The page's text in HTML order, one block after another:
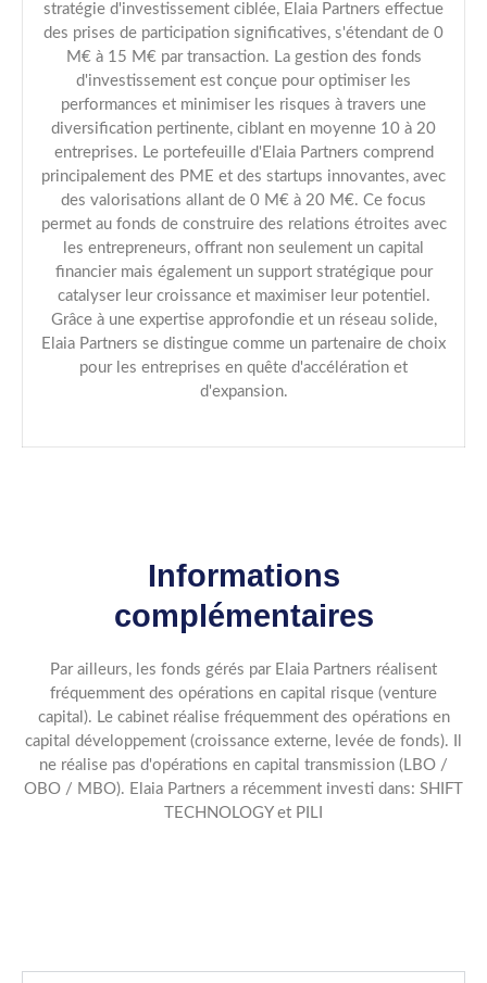
stratégie d'investissement ciblée, Elaia Partners effectue
des prises de participation significatives, s'étendant de 0
M€ à 15 M€ par transaction. La gestion des fonds
d'investissement est conçue pour optimiser les
performances et minimiser les risques à travers une
diversification pertinente, ciblant en moyenne 10 à 20
entreprises. Le portefeuille d'Elaia Partners comprend
principalement des PME et des startups innovantes, avec
des valorisations allant de 0 M€ à 20 M€. Ce focus
permet au fonds de construire des relations étroites avec
les entrepreneurs, offrant non seulement un capital
financier mais également un support stratégique pour
catalyser leur croissance et maximiser leur potentiel.
Grâce à une expertise approfondie et un réseau solide,
Elaia Partners se distingue comme un partenaire de choix
pour les entreprises en quête d'accélération et
d'expansion.
Informations
complémentaires
Par ailleurs, les fonds gérés par Elaia Partners réalisent
fréquemment des opérations en capital risque (venture
capital). Le cabinet réalise fréquemment des opérations en
capital développement (croissance externe, levée de fonds). Il
ne réalise pas d'opérations en capital transmission (LBO /
OBO / MBO). Elaia Partners a récemment investi dans: SHIFT
TECHNOLOGY et PILI